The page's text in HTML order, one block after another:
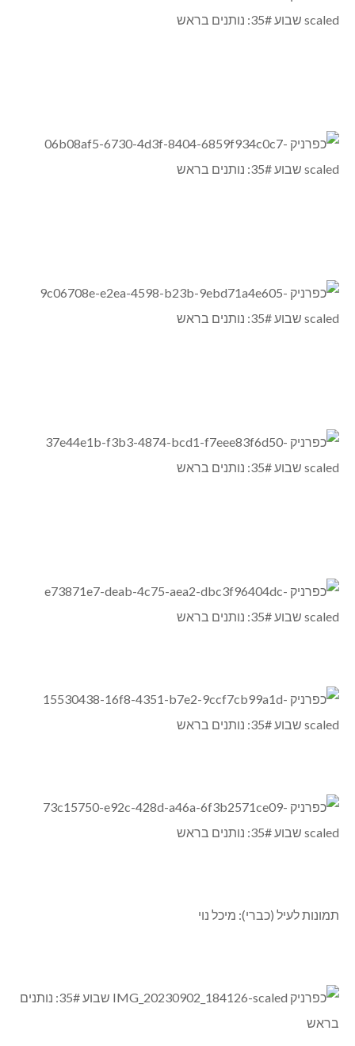
תמונות לעיל (כברי): מיכל נוי